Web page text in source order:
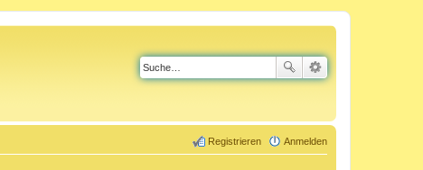
Anmelden
Registrieren